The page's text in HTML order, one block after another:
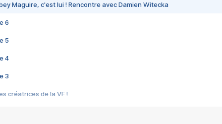
Maguire, c'est lui ! Rencontre avec Damien Witecka
6
5
4
3
créatrices de la VF !